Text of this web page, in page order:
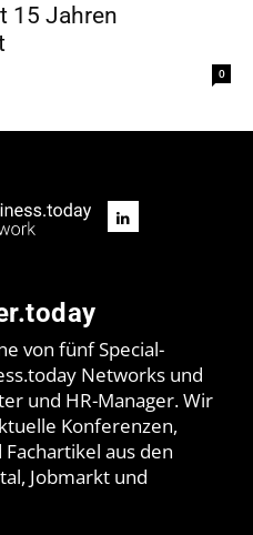
15 Jahren
0
von fünf Special-
Networks und
und HR-Manager. Wir
Konferenzen,
aus den
Jobmarkt und